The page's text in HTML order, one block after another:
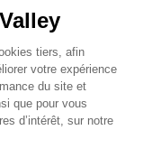
tiers, afin
votre expérience
du site et
que pour vous
d’intérêt, sur notre